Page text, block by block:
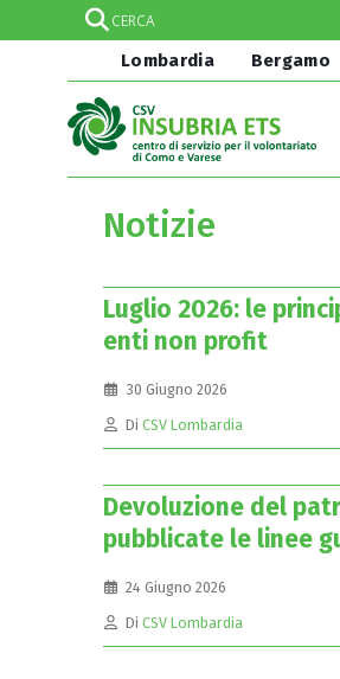
Lombardia Bergamo
Notizie
Luglio 2026: le
enti non profit
30 Giugno 2026
Di CSV Lombardia
Devoluzione del
pubblicate le linee
24 Giugno 2026
Di CSV Lombardia